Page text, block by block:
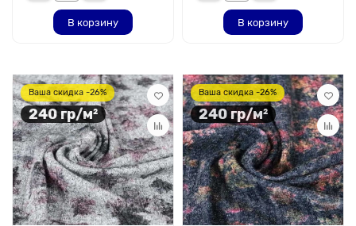
В корзину В корзину
Ваша скидка -26%
240 гр/м²
Ваша скидка -26%
240 гр/м²